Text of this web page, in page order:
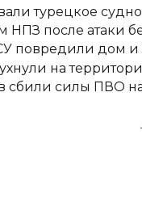
турецкое
НПЗ после атаки
повредили дом и
на
сбили силы ПВО